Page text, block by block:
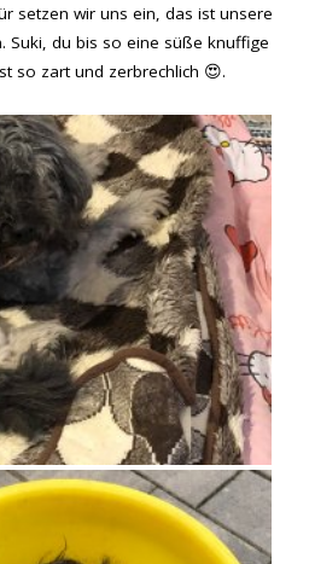
setzen wir uns ein, das ist unsere
Suki, du bis so eine süße knuffige
so zart und zerbrechlich 😍.